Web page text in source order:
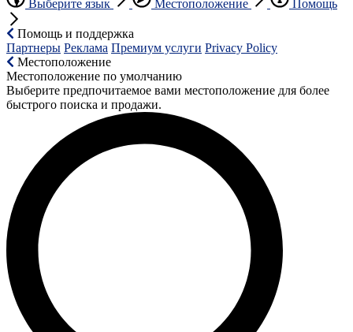
Выберите язык Местоположение Помощь
Помощь и поддержка
Партнеры Реклама Премиум услуги Privacy Policy
Местоположение
Местоположение по умолчанию
Выберите предпочитаемое вами местоположение для более
быстрого поиска и продажи.